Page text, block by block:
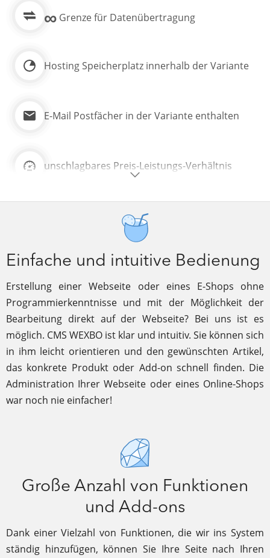
∞ Grenze für Datenübertragung
Hosting Speicherplatz innerhalb der Variante
E-Mail Postfächer in der Variante enthalten
unschlagbares Preis-Leistungs-Verhältnis
Einfache und intuitive Bedienung
Erstellung einer Webseite oder eines E-Shops ohne
Programmierkenntnisse und mit der Möglichkeit der
Bearbeitung direkt auf der Webseite? Bei uns ist es
möglich. CMS WEXBO ist klar und intuitiv. Sie können sich
in ihm leicht orientieren und den gewünschten Artikel,
das konkrete Produkt oder Add-on schnell finden. Die
Administration Ihrer Webseite oder eines Online-Shops
war noch nie einfacher!
Große Anzahl von Funktionen
und Add-ons
Dank einer Vielzahl von Funktionen, die wir ins System
ständig hinzufügen, können Sie Ihre Seite nach Ihren